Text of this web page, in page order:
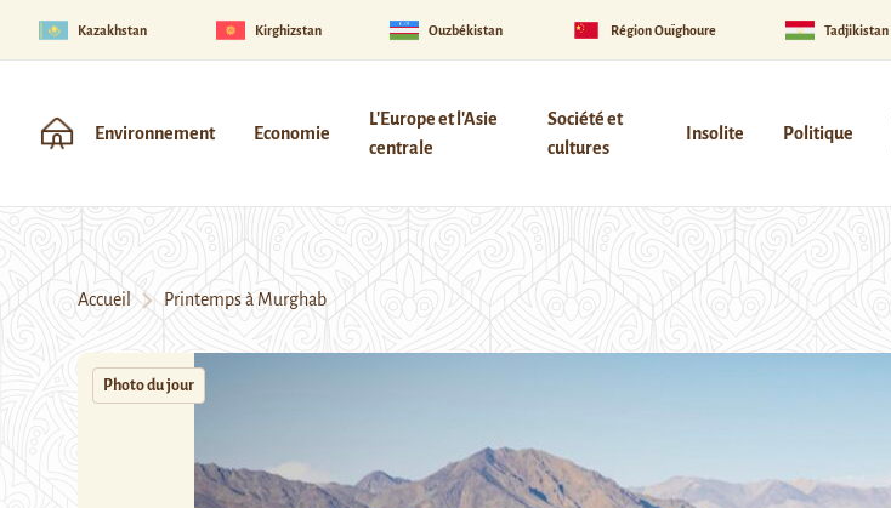
Kazakhstan Kirghizstan Ouzbékistan Région Ouïghoure Tadjikistan
Environnement Economie
L'Europe et l'Asie
centrale
Société et
cultures
Insolite Politique
Accueil Printemps à Murghab
Photo du jour